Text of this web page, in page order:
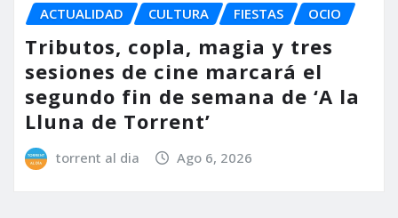
ACTUALIDAD CULTURA FIESTAS OCIO
Tributos, copla, magia y tres
sesiones de cine marcará el
segundo fin de semana de ‘A la
Lluna de Torrent’
torrent al dia Ago 6, 2026